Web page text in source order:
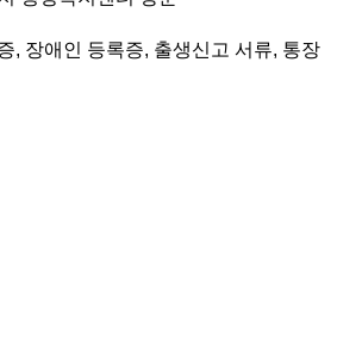
, 장애인 등록증, 출생신고 서류, 통장